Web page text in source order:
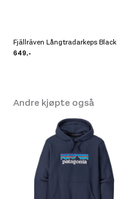
Fjällräven Långtradarkeps Black
649,-
Andre kjøpte også